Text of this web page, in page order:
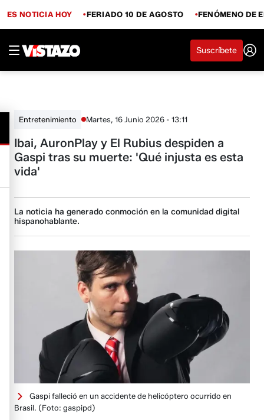
ES NOTICIA HOY FERIADO 10 DE AGOSTO FENÓMENO DE
Suscríbete
Entretenimiento Martes, 16 Junio 2026 - 13:11
Ibai, AuronPlay y El Rubius despiden a
Gaspi tras su muerte: 'Qué injusta es esta
vida'
La noticia ha generado conmoción en la comunidad digital
hispanohablante.
Gaspi falleció en un accidente de helicóptero ocurrido en
Brasil. (Foto: gaspipd)